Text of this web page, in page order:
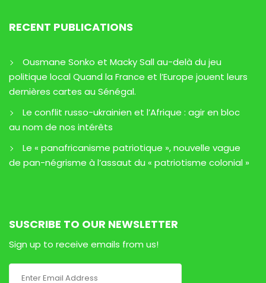
RECENT PUBLICATIONS
Ousmane Sonko et Macky Sall au-delà du jeu
politique local Quand la France et l’Europe jouent leurs
dernières cartes au Sénégal.
Le conflit russo-ukrainien et l’Afrique : agir en bloc
au nom de nos intérêts
Le « panafricanisme patriotique », nouvelle vague
de pan-négrisme à l’assaut du « patriotisme colonial »
SUSCRIBE TO OUR NEWSLETTER
Sign up to receive emails from us!